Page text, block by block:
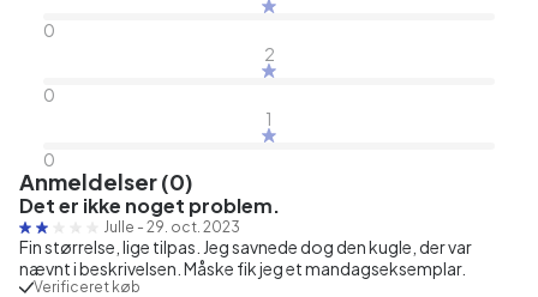
0
2
0
1
0
Anmeldelser (0)
Det er ikke noget problem.
Julle - 29. oct. 2023
Fin størrelse, lige tilpas. Jeg savnede dog den kugle, der var
nævnt i beskrivelsen. Måske fik jeg et mandagseksemplar.
Verificeret køb